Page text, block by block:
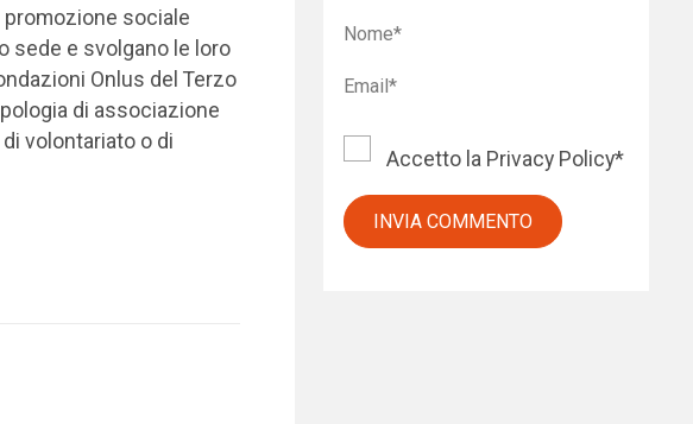
sociale
sede e svolgano le loro
Onlus del Terzo
di associazione
volontariato o di
Accetto la Privacy Policy*